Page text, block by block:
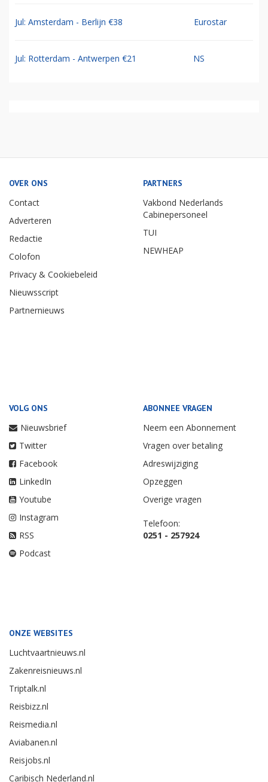
Jul: Amsterdam - Berlijn €38 Eurostar
Jul: Rotterdam - Antwerpen €21 NS
OVER ONS
Contact
Adverteren
Redactie
Colofon
Privacy & Cookiebeleid
Nieuwsscript
Partnernieuws
PARTNERS
Vakbond Nederlands
Cabinepersoneel
TUI
NEWHEAP
VOLG ONS
Nieuwsbrief
Twitter
Facebook
LinkedIn
Youtube
Instagram
RSS
Podcast
ABONNEE VRAGEN
Neem een Abonnement
Vragen over betaling
Adreswijziging
Opzeggen
Overige vragen
Telefoon:
0251 - 257924
ONZE WEBSITES
Luchtvaartnieuws.nl
Zakenreisnieuws.nl
Triptalk.nl
Reisbizz.nl
Reismedia.nl
Aviabanen.nl
Reisjobs.nl
Caribisch Nederland.nl